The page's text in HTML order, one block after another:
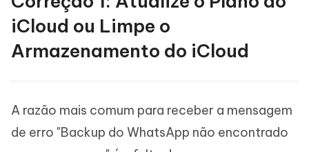
iCloud ou Limpe o
Armazenamento do iCloud
A razão mais comum para receber a mensagem
de erro "Backup do WhatsApp não encontrado